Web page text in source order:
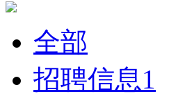
全部
招聘信息1